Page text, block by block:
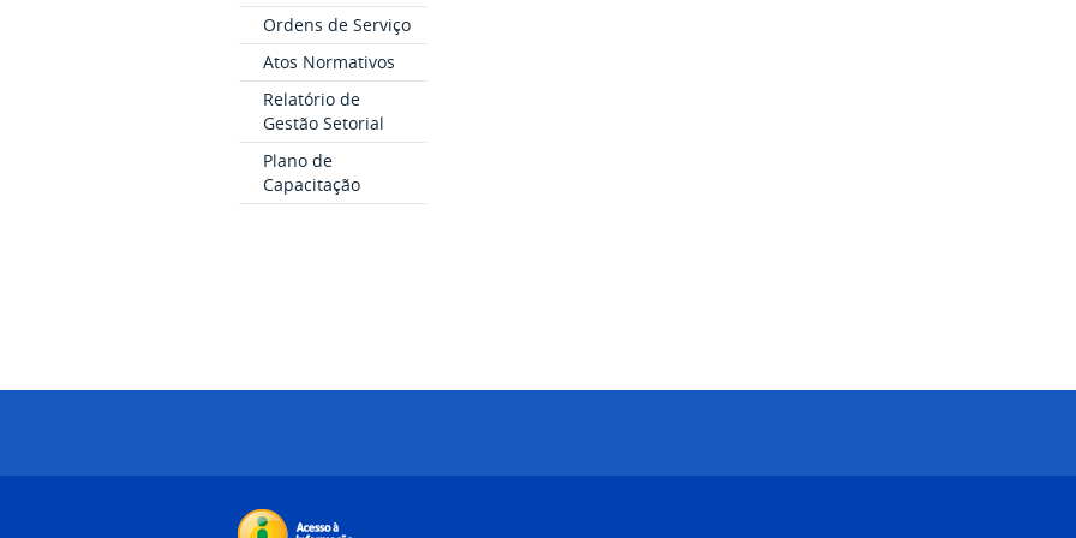
Ordens de Serviço
Atos Normativos
Relatório de
Gestão Setorial
Plano de
Capacitação